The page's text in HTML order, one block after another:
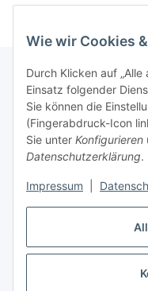
Wie wir Cookies
Durch Klicken auf
Einsatz folgender
Sie können die
(Fingerabdruck-Icon
Sie unter Konfigurieren
Datenschutzerklärung.
Impressum
Informationen
Gesetzliche